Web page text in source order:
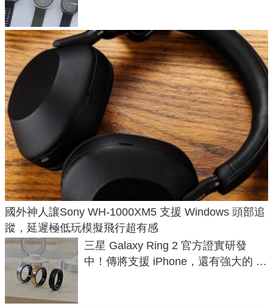
國外神人讓Sony WH-1000XM5 支援 Windows 頭部追
蹤，延遲極低玩模擬飛行超有感
三星 Galaxy Ring 2 官方證實研發
中！傳將支援 iPhone，還有強大的 AI